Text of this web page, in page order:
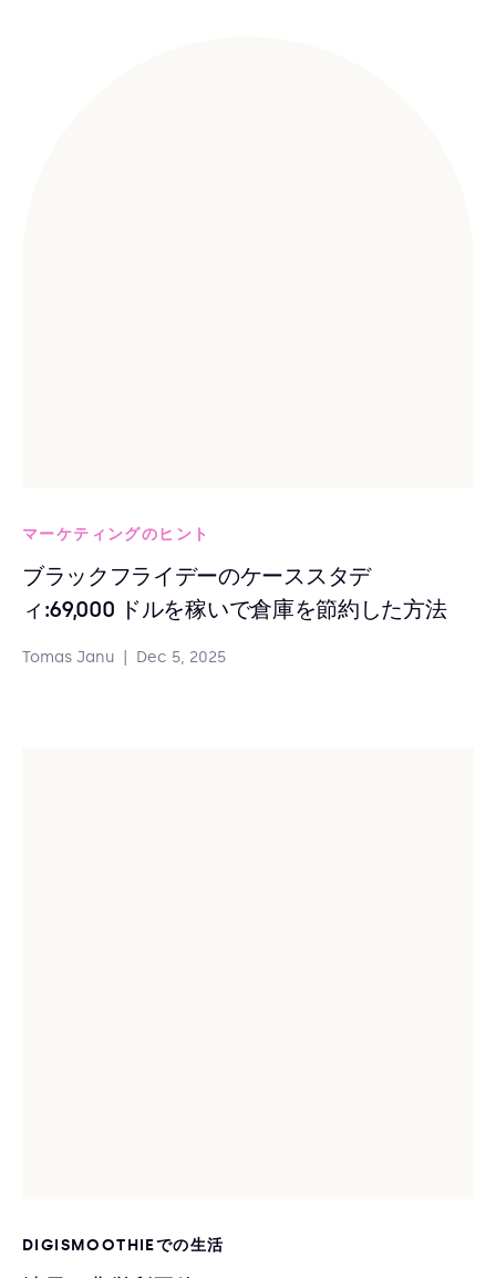
マーケティングのヒント
ブラックフライデーのケーススタデ
ィ:69,000 ドルを稼いで倉庫を節約した方法
Tomas Janu Dec 5, 2025
DIGISMOOTHIEでの生活